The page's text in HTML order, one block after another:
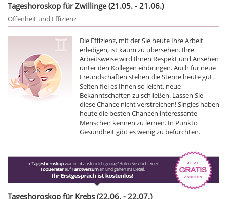
Tageshoroskop für Zwillinge (21.05. - 21.06.)
Offenheit und Effizienz
Die Effizienz, mit der Sie heute Ihre Arbeit
erledigen, ist kaum zu übersehen. Ihre
Arbeitsweise wird Ihnen Respekt und Ansehen
unter den Kollegen einbringen. Auch für neue
Freundschaften stehen die Sterne heute gut.
Selten fiel es Ihnen so leicht, neue
Bekanntschaften zu schließen. Lassen Sie
diese Chance nicht verstreichen! Singles haben
heute die besten Chancen interessante
Menschen kennen zu lernen. In Punkto
Gesundheit gibt es wenig zu befürchten.
Tageshoroskop für Krebs (22.06. - 22.07.)